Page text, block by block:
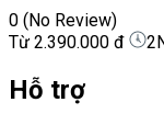
0 (No Review)
Từ 2.390.000 đ
Hỗ trợ